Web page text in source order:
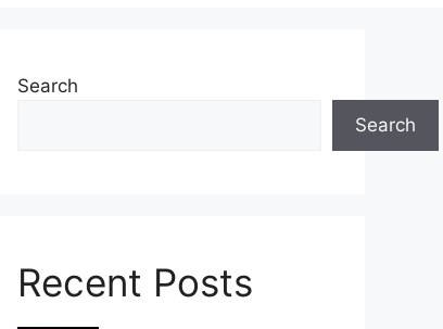
Search
Search
Recent Posts